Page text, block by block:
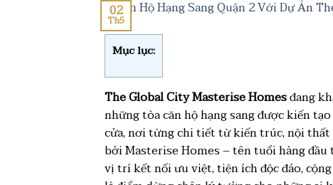
02
Th5
Mục lục:
The Global City Masterise Homesđang
những tòa căn hộ hạng sang được kiến
cửa, nơi từng chi tiết từ kiến trúc, nội
bởi Masterise Homes – tên tuổi hàng
vị trí kết nối ưu việt, tiện ích độc đáo,